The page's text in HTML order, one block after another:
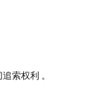
索权利 。